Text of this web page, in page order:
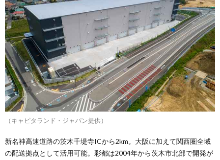
（キャピタランド・ジャパン提供）
新名神高速道路の茨木千堤寺ICから2km。大阪に加えて関西圏全域
の配送拠点として活用可能。彩都は2004年から茨木市北部で開発が